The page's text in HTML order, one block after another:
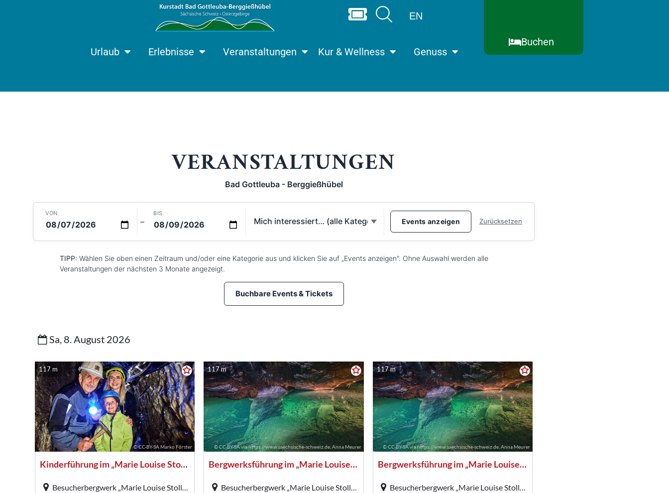
EN
Urlaub Erlebnisse Veranstaltungen Kur & Wellness Genuss
Buchen
VERANSTALTUNGEN
Bad Gottleuba - Berggießhübel
VON
–
BIS
MICH INTERESSIERT…
Events anzeigen Zurücksetzen
TIPP: Wählen Sie oben einen Zeitraum und/oder eine Kategorie aus und klicken Sie auf „Events anzeigen". Ohne Auswahl werden alle
Veranstaltungen der nächsten 3 Monate angezeigt.
Buchbare Events & Tickets